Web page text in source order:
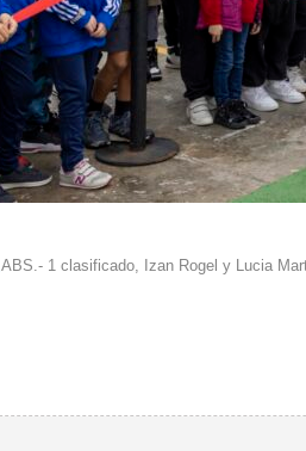
ABS.- 1 clasificado, Izan Rogel y Lucia